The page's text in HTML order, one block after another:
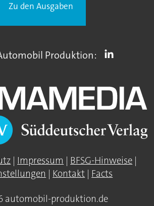
Zu den Ausgaben
Produktion:
Impressum BFSG-Hinweise
Kontakt Facts
automobil-produktion.de